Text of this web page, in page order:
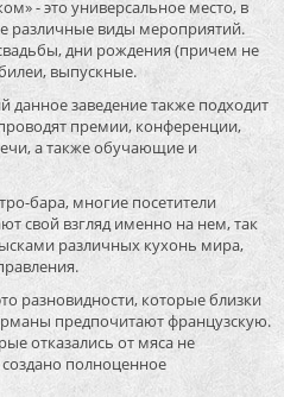
- это универсальное место, в
различные виды мероприятий.
дни рождения (причем не
выпускные.
данное заведение также подходит
премии, конференции,
а также обучающие и
бара, многие посетители
свой взгляд именно на нем, так
различных кухонь мира,
разновидности, которые близки
предпочитают французскую.
отказались от мяса не
полноценное